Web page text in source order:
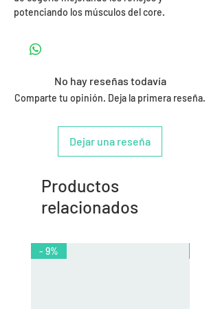
potenciando los músculos del core.
No hay reseñas todavía
Comparte tu opinión. Deja la primera reseña.
Dejar una reseña
Productos
relacionados
- 9%